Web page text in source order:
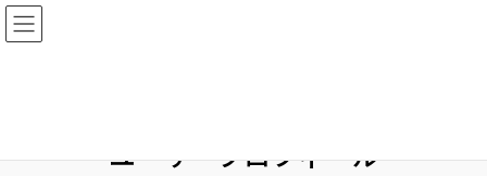
コ
ン
ナ
ビ
ユーザープロフィール